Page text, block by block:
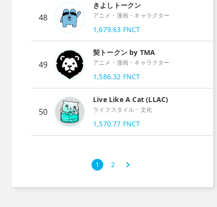
48
きよしトークン
アニメ・漫画・キャラクター
1,679.63 FNCT
49
契トークン by TMA
アニメ・漫画・キャラクター
1,586.32 FNCT
50
Live Like A Cat (LLAC)
ライフスタイル・文化
1,570.77 FNCT
1 2